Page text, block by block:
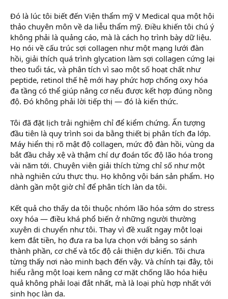
Đó là lúc tôi biết đến Viện thẩm mỹ V Medical qua một hội
thảo chuyên môn về da liễu thẩm mỹ. Điều khiến tôi chú ý
không phải là quảng cáo, mà là cách họ trình bày dữ liệu.
Họ nói về cấu trúc sợi collagen như một mạng lưới đàn
hồi, giải thích quá trình glycation làm sợi collagen cứng lại
theo tuổi tác, và phân tích vì sao một số hoạt chất như
peptide, retinol thế hệ mới hay phức hợp chống oxy hóa
đa tầng có thể giúp nâng cơ nếu được kết hợp đúng nồng
độ. Đó không phải lời tiếp thị — đó là kiến thức.
Tôi đã đặt lịch trải nghiệm chỉ để kiểm chứng. Ấn tượng
đầu tiên là quy trình soi da bằng thiết bị phân tích đa lớp.
Máy hiển thị rõ mật độ collagen, mức độ đàn hồi, vùng da
bắt đầu chảy xệ và thậm chí dự đoán tốc độ lão hóa trong
vài năm tới. Chuyên viên giải thích từng chỉ số như một
nhà nghiên cứu thực thụ. Họ không vội bán sản phẩm. Họ
dành gần một giờ chỉ để phân tích làn da tôi.
Kết quả cho thấy da tôi thuộc nhóm lão hóa sớm do stress
oxy hóa — điều khá phổ biến ở những người thường
xuyên di chuyển như tôi. Thay vì đề xuất ngay một loại
kem đắt tiền, họ đưa ra ba lựa chọn với bảng so sánh
thành phần, cơ chế và tốc độ cải thiện dự kiến. Tôi chưa
từng thấy nơi nào minh bạch đến vậy. Và chính tại đây, tôi
hiểu rằng một loại kem nâng cơ mặt chống lão hóa hiệu
quả không phải loại đắt nhất, mà là loại phù hợp nhất với
sinh học làn da.